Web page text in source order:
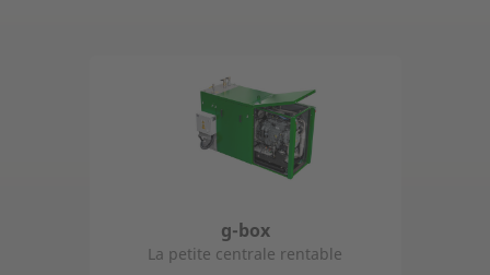
g-box
La petite centrale rentable